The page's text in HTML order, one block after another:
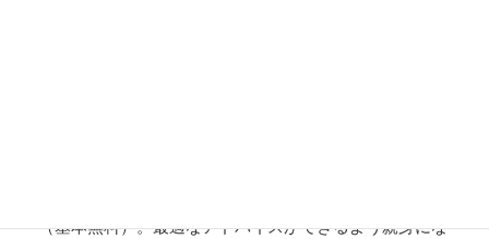
（基本無料）。最適なアドバイスができるよう親身にな